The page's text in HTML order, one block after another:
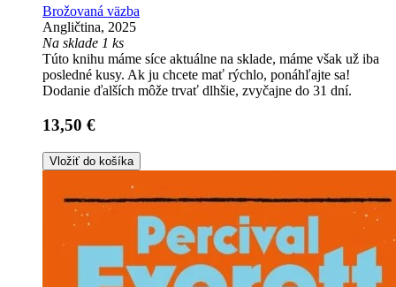
Brožovaná väzba
Angličtina, 2025
Na sklade 1 ks
Túto knihu máme síce aktuálne na sklade, máme však už iba
posledné kusy. Ak ju chcete mať rýchlo, ponáhľajte sa!
Dodanie ďalších môže trvať dlhšie, zvyčajne do 31 dní.
13,50 €
Vložiť do košíka